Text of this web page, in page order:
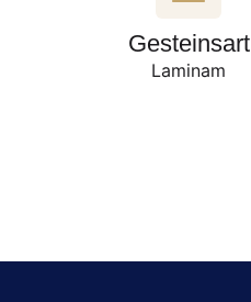
Gesteinsart
Laminam